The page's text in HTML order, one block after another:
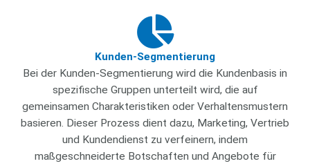
Kunden-Segmentierung
Bei der Kunden-Segmentierung wird die Kundenbasis in
spezifische Gruppen unterteilt wird, die auf
gemeinsamen Charakteristiken oder Verhaltensmustern
basieren. Dieser Prozess dient dazu, Marketing, Vertrieb
und Kundendienst zu verfeinern, indem
maßgeschneiderte Botschaften und Angebote für